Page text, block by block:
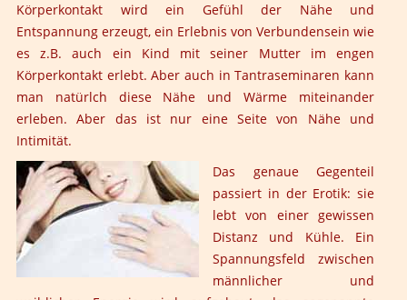
Körperkontakt wird ein Gefühl der Nähe und
Entspannung erzeugt, ein Erlebnis von Verbundensein wie
es z.B. auch ein Kind mit seiner Mutter im engen
Körperkontakt erlebt. Aber auch in Tantraseminaren kann
man natürlch diese Nähe und Wärme miteinander
erleben. Aber das ist nur eine Seite von Nähe und
Intimität.
Das genaue Gegenteil
passiert in der Erotik: sie
lebt von einer gewissen
Distanz und Kühle. Ein
Spannungsfeld zwischen
männlicher und